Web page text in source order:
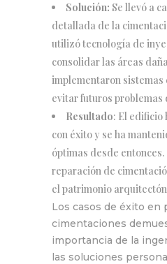
Solución: Se llevó a
detallada de la
utilizó tecnología de
consolidar las áreas
implementaron
evitar futuros problemas
Resultado: El edificio
con éxito y se ha
óptimas desde
reparación de
el patrimonio
Los casos de éxito en
cimentaciones
importancia de la
las soluciones